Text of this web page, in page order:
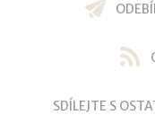
SDÍLEJTE S